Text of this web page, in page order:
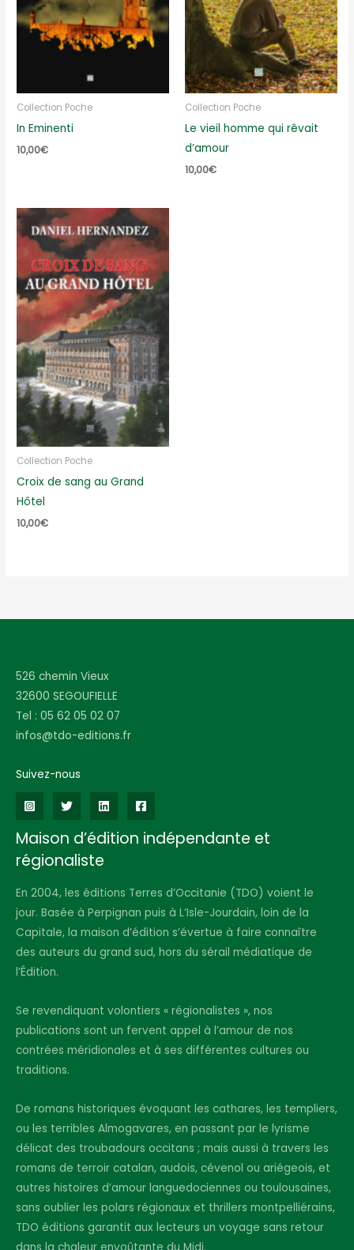
Collection Poche
In Eminenti
10,00€
Collection Poche
Le vieil homme qui rêvait
d’amour
10,00€
Collection Poche
Croix de sang au Grand
Hôtel
10,00€
526 chemin Vieux
32600 SEGOUFIELLE
Tel : 05 62 05 02 07
infos@tdo-editions.fr
Suivez-nous
Maison d’édition indépendante et
régionaliste
En 2004, les éditions Terres d’Occitanie (TDO) voient le
jour. Basée à Perpignan puis à L’Isle-Jourdain, loin de la
Capitale, la maison d’édition s’évertue à faire connaître
des auteurs du grand sud, hors du sérail médiatique de
l’Édition.
Se revendiquant volontiers « régionalistes », nos
publications sont un fervent appel à l’amour de nos
contrées méridionales et à ses différentes cultures ou
traditions.
De romans historiques évoquant les cathares, les templiers,
ou les terribles Almogavares, en passant par le lyrisme
délicat des troubadours occitans ; mais aussi à travers les
romans de terroir catalan, audois, cévenol ou ariégeois, et
autres histoires d’amour languedociennes ou toulousaines,
sans oublier les polars régionaux et thrillers montpelliérains,
TDO éditions garantit aux lecteurs un voyage sans retour
dans la chaleur envoûtante du Midi.